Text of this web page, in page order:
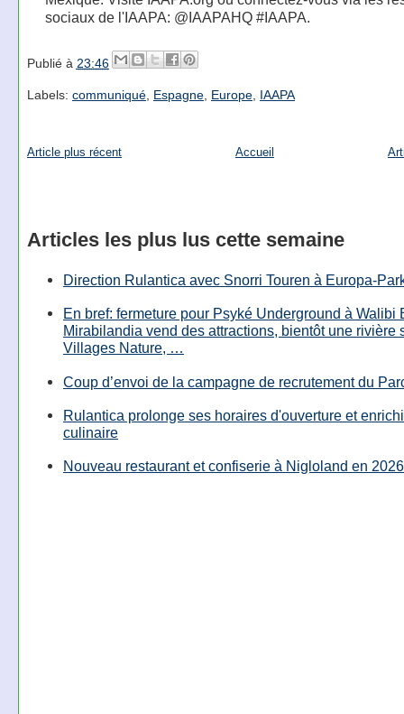
sociaux de l'IAAPA: @IAAPAHQ #IAAPA.
Publié à 23:46
Labels: communiqué, Espagne, Europe, IAAPA
Article plus récent Accueil
Articles les plus lus cette semaine
Direction Rulantica avec Snorri Touren à Europa-
En bref: fermeture pour Psyké Underground à Walibi
Mirabilandia vend des attractions, bientôt une rivière
Villages Nature, …
Coup d’envoi de la campagne de recrutement du
Rulantica prolonge ses horaires d'ouverture et
culinaire
Nouveau restaurant et confiserie à Nigloland en 2026